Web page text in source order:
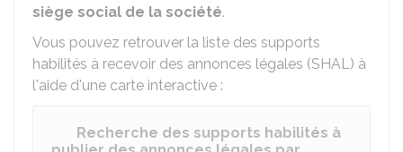
siège social de la société.
Vous pouvez retrouver la liste des supports
habilités à recevoir des annonces légales (SHAL) à
l'aide d'une carte interactive :
Recherche des supports habilités à